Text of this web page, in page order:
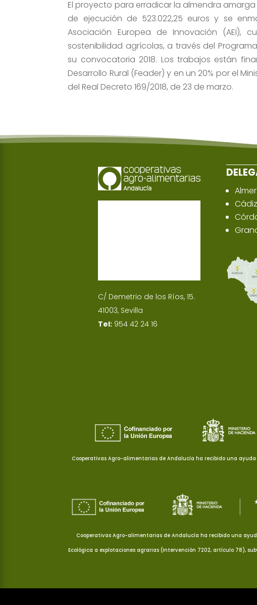
El proyecto para erradicar la almendra
de ejecución de 523.022,25 euros y se
Asociación Europea de Innovación (AEI),
sostenibilidad agrícolas, a través del
su convocatoria 2018. Los trabajos están
Desarrollo Rural (Feader) y en un 20% por el
del Real Decreto 169/2018, de 23 de marzo.
C/ Demetrio de los Ríos, 15.
41003, Sevilla
Tel: 954 42 24 16
Cádiz
Cooperativas Agro-alimentarias de Andalucía ha recibido una ayuda
Cooperativas Agro-alimentarias de Andalucía ha recibido una
Ecológica a explotaciones agrarias (Intervención 7202, artículo 78),